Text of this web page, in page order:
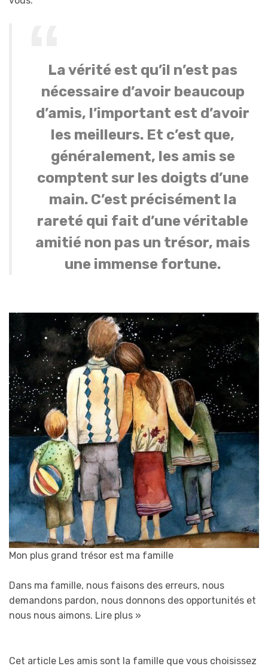
La vérité est qu’il n’est pas
nécessaire d’avoir beaucoup
d’amis, l’important est d’avoir
les meilleurs. Et c’est que,
généralement, les amis se
comptent sur les doigts d’une
main. C’est précisément la
rareté qui fait d’une véritable
amitié non pas un trésor, mais
une immense fortune.
Mon plus grand trésor est ma famille
Dans ma famille, nous faisons des erreurs, nous
demandons pardon, nous donnons des opportunités et
nous nous aimons. Lire plus »
Cet article Les amis sont la famille que vous choisissez